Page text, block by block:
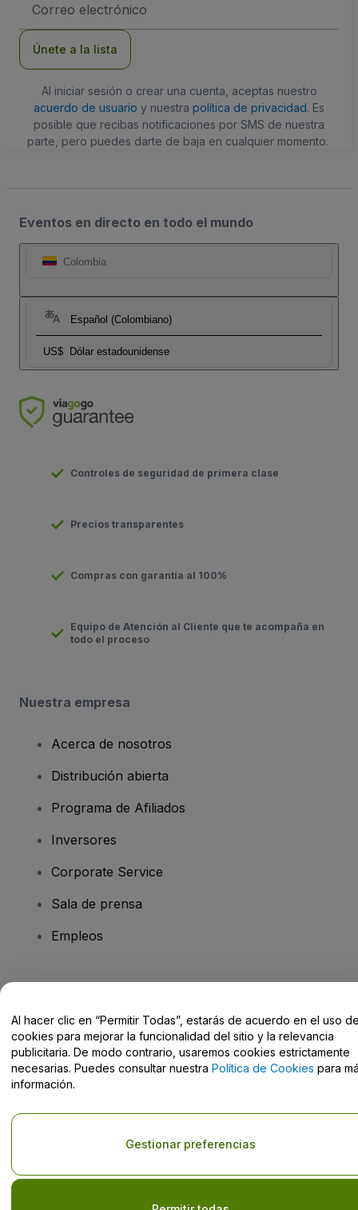
de
Únete a la lista
Al iniciar sesión o crear una cuenta, aceptas nuestro
acuerdo de usuario y nuestra política de privacidad. Es
posible que recibas notificaciones por SMS de nuestra
parte, pero puedes darte de baja en cualquier momento.
Eventos en directo en todo el mundo
Colombia
Español (Colombiano)
US$ Dólar estadounidense
Controles de seguridad de primera clase
Precios transparentes
Compras con garantía al 100%
Equipo de Atención al Cliente que te acompaña en
todo el proceso
Nuestra empresa
Acerca de nosotros
Distribución abierta
Programa de Afiliados
Inversores
Corporate Service
Sala de prensa
Empleos
Centro de Ayuda / Contacto
Política de Privacidad, de laPolítica de Cookies
No compartir mi información personal ni tus opciones de
Al hacer clic en “Permitir Todas”, estarás de acuerdo en el uso
cookies para mejorar la funcionalidad del sitio y la relevancia
publicitaria. De modo contrario, usaremos cookies estrictamente
necesarias. Puedes consultar nuestra Política de Cookies para
información.
Gestionar preferencias